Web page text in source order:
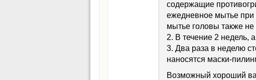
содержащие
ежедневное мытье при
мытье головы также не
2. В течение 2 недель,
3. Два раза в неделю
наносятся маски-
Возможный хороший